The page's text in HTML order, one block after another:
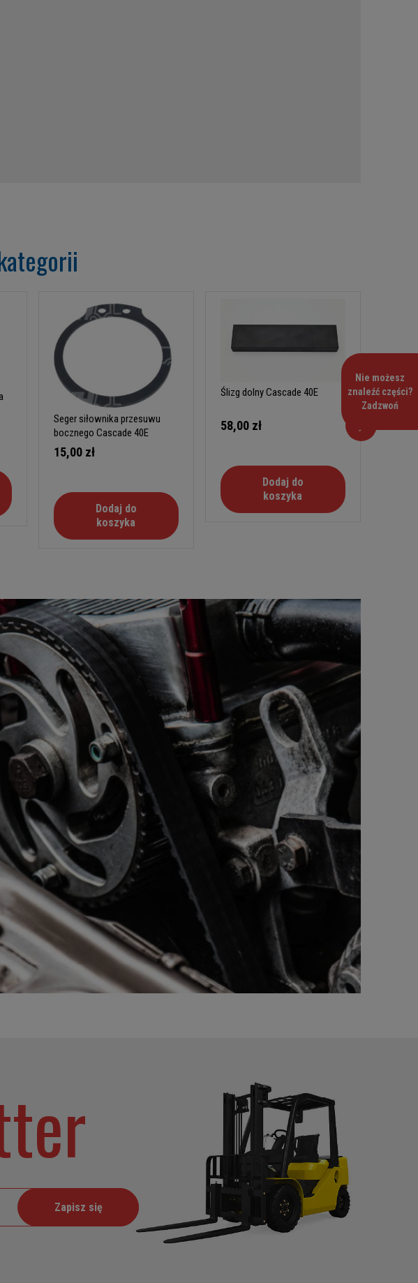
Seger siłownika przesuwu
bocznego Cascade 40E
15,00 zł
Dodaj do
koszyka
Ślizg dolny Cascade 40E
58,00 zł
Dodaj do
koszyka
Ślizg
Zapisz się
Nie możesz
znaleźć części?
Zadzwoń